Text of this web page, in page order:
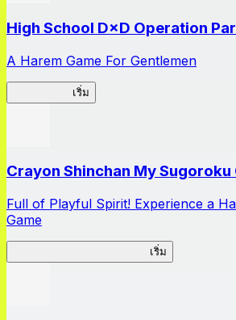
High School D×D Operation
A Harem Game For Gentlemen
เริ่ม
Crayon Shinchan My
Full of Playful Spirit! Experience a
Game
เริ่ม